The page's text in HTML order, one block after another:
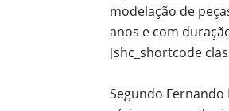
modelação de
anos e com
[shc_shortcode
Segundo Fernando